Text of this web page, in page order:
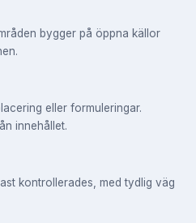
bygger på öppna källor
eller formuleringar.
innehållet.
kontrollerades, med tydlig väg